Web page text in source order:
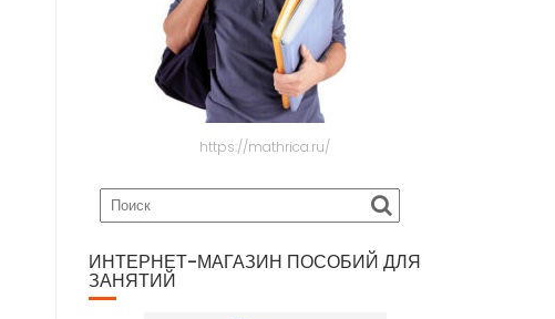
https://mathrica.ru/
ИНТЕРНЕТ-МАГАЗИН ПОСОБИЙ ДЛЯ
ЗАНЯТИЙ